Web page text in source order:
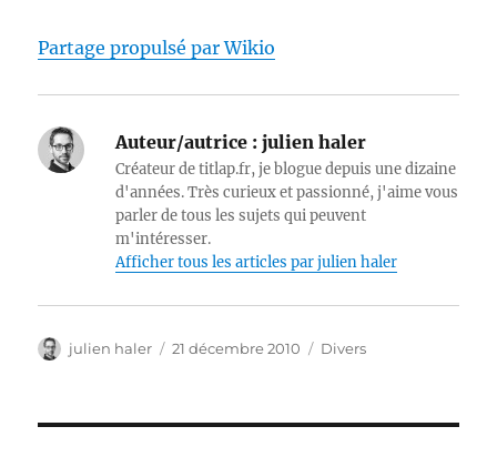
Partage propulsé par Wikio
Auteur/autrice : julien haler
Créateur de titlap.fr, je blogue depuis une dizaine
d'années. Très curieux et passionné, j'aime vous
parler de tous les sujets qui peuvent
m'intéresser.
Afficher tous les articles par julien haler
Auteur
julien haler
Publié
21 décembre 2010 Catégories
Divers